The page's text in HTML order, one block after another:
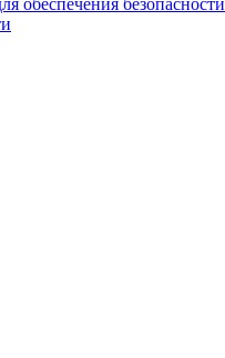
обеспечения безопасности